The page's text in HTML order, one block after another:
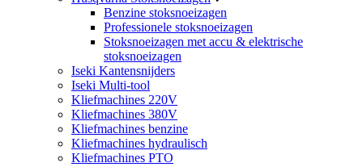
Benzine stoksnoeizagen
Professionele stoksnoeizagen
Stoksnoeizagen met accu & elektrische
stoksnoeizagen
Iseki Kantensnijders
Iseki Multi-tool
Kliefmachines 220V
Kliefmachines 380V
Kliefmachines benzine
Kliefmachines hydraulisch
Kliefmachines PTO